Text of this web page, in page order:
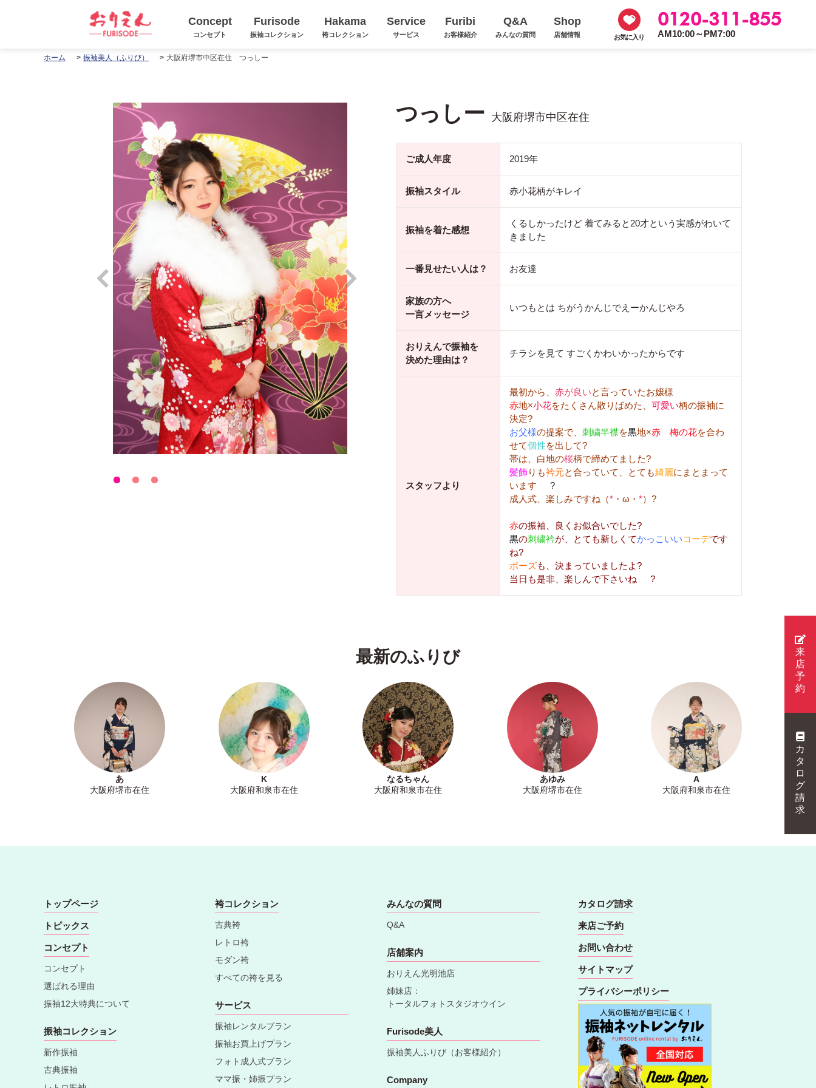
Concept
コンセプト
Furisode
振袖コレクション
Hakama
袴コレクション
Service
サービス
Furibi
お客様紹介
Q&A
みんなの質問
Shop
店舗情報 お気に入り
0120-311-855
AM10:00～PM7:00
ホーム 振袖美人（ふりび） 大阪府堺市中区在住 つっしー
つっしー 大阪府堺市中区在住
ご成人年度 2019年
振袖スタイル 赤小花柄がキレイ
振袖を着た感想
くるしかったけど 着てみると20才という実感がわいて
きました
一番見せたい人は？ お友達
家族の方へ
一言メッセージ
いつもとは ちがうかんじでえーかんじやろ
おりえんで振袖を
決めた理由は？
チラシを見て すごくかわいかったからです
スタッフより
最初から、 赤が良いと言っていたお嬢様
赤地×小花をたくさん散りばめた、 可愛い柄の振袖に
決定?
お父様の提案で、 刺繍半襟を黒地×赤 梅の花を合わ
せて個性を出して?
帯は、白地の桜柄で締めてました?
髪飾りも衿元と合っていて、とても綺麗にまとまって
います
?
成人式、楽しみですね（* ・ω・ *）?
赤の振袖、良くお似合いでした?
黒の刺繍衿が、とても新しくてかっこいいコーデです
ね?
ポーズも、決まっていましたよ?
当日も是非、楽しんで下さいね
?
最新のふりび
あ
大阪府堺市在住
K
大阪府和泉市在住
なるちゃん
大阪府和泉市在住
あゆみ
大阪府堺市在住
A
大阪府和泉市在住
トップページ
トピックス
コンセプト
コンセプト
選ばれる理由
振袖12大特典について
振袖コレクション
新作振袖
古典振袖
袴コレクション
古典袴
レトロ袴
モダン袴
すべての袴を見る
サービス
振袖レンタルプラン
振袖お買上げプラン
フォト成人式プラン
ママ振・姉振プラン
みんなの質問
Q&A
店舗案内
おりえん光明池店
姉妹店：
トータルフォトスタジオウイン
Furisode美人
振袖美人ふりび（お客様紹介）
Company
カタログ請求
来店ご予約
お問い合わせ
サイトマップ
プライバシーポリシー
来
店
予
約
カ
タ
ロ
グ
請
求